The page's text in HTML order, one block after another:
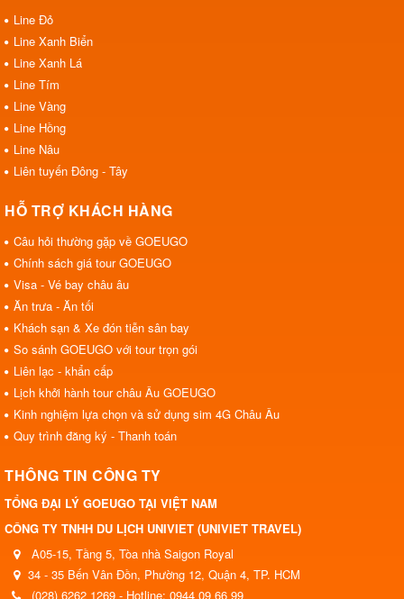
Line Đỏ
Line Xanh Biển
Line Xanh Lá
Line Tím
Line Vàng
Line Hồng
Line Nâu
Liên tuyến Đông - Tây
HỖ TRỢ KHÁCH HÀNG
Câu hỏi thường gặp về GOEUGO
Chính sách giá tour GOEUGO
Visa - Vé bay châu âu
Ăn trưa - Ăn tối
Khách sạn & Xe đón tiễn sân bay
So sánh GOEUGO với tour trọn gói
Liên lạc - khẩn cấp
Lịch khởi hành tour châu Âu GOEUGO
Kinh nghiệm lựa chọn và sử dụng sim 4G Châu Âu
Quy trình đăng ký - Thanh toán
THÔNG TIN CÔNG TY
TỔNG ĐẠI LÝ GOEUGO TẠI VIỆT NAM
CÔNG TY TNHH DU LỊCH UNIVIET (UNIVIET TRAVEL)
A05-15, Tầng 5, Tòa nhà Saigon Royal
34 - 35 Bến Vân Đồn, Phường 12, Quận 4, TP. HCM
(028) 6262 1269 - Hotline: 0944 09 66 99